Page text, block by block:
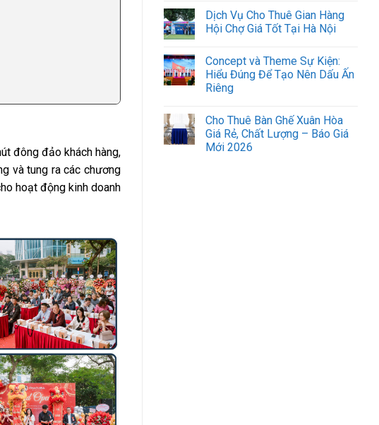
đông đảo khách hàng,
và tung ra các chương
hoạt động kinh doanh
Dịch Vụ Cho Thuê Gian Hàng
Hội Chợ Giá Tốt Tại Hà Nội
Concept và Theme Sự Kiện:
Hiểu Đúng Để Tạo Nên Dấu Ấn
Riêng
Cho Thuê Bàn Ghế Xuân Hòa
Giá Rẻ, Chất Lượng – Báo Giá
Mới 2026